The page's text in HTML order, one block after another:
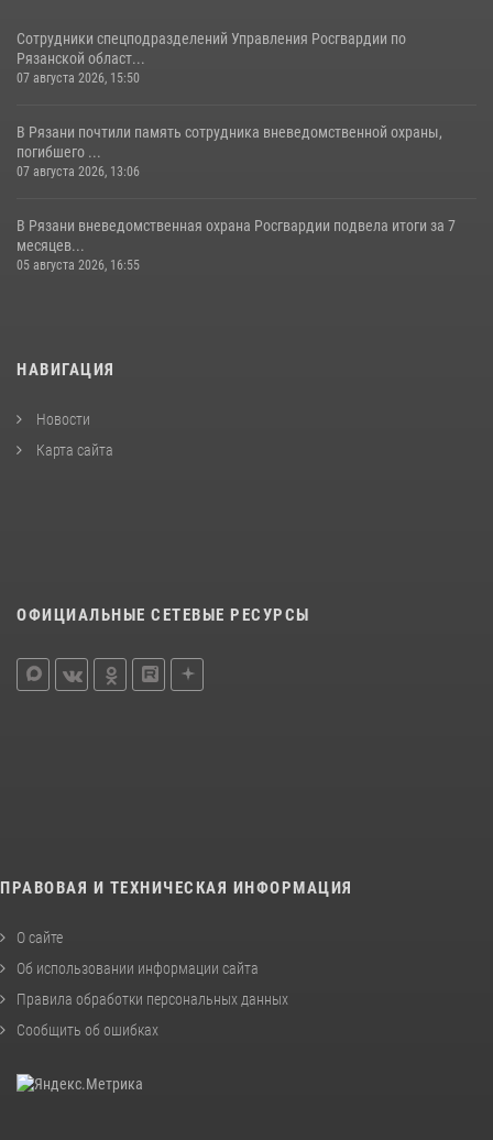
Сотрудники спецподразделений Управления Росгвардии по
Рязанской област...
07 августа 2026, 15:50
В Рязани почтили память сотрудника вневедомственной охраны,
погибшего ...
07 августа 2026, 13:06
В Рязани вневедомственная охрана Росгвардии подвела итоги за 7
месяцев...
05 августа 2026, 16:55
НАВИГАЦИЯ
Новости
Карта сайта
ОФИЦИАЛЬНЫЕ СЕТЕВЫЕ РЕСУРСЫ
ПРАВОВАЯ И ТЕХНИЧЕСКАЯ ИНФОРМАЦИЯ
О сайте
Об использовании информации сайта
Правила обработки персональных данных
Сообщить об ошибках